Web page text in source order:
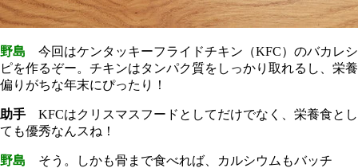
野島 今回はケンタッキーフライドチキン（KFC）のバカレシ
ピを作るぞー。チキンはタンパク質をしっかり取れるし、栄養
偏りがちな年末にぴったり！
助手 KFCはクリスマスフードとしてだけでなく、栄養食とし
ても優秀なんスね！
野島 そう。しかも骨まで食べれば、カルシウムもバッチ